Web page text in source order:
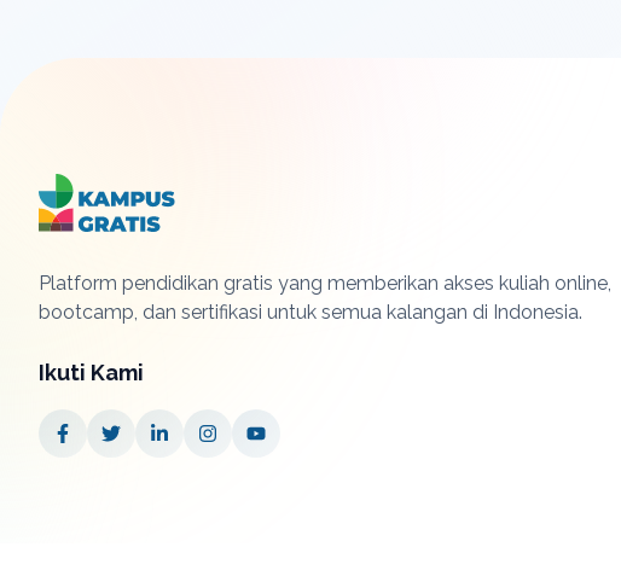
Platform pendidikan gratis yang memberikan akses kuliah online,
bootcamp, dan sertifikasi untuk semua kalangan di Indonesia.
Ikuti Kami